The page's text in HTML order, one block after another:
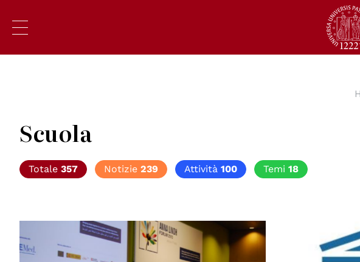
Scuola
Totale 357 Notizie 239 Attività 100 Temi 18
© Centro diritti umani